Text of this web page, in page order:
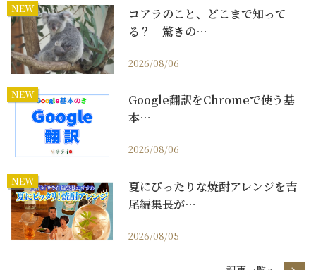
NEW
コアラのこと、どこまで知って
る？ 驚きの…
2026/08/06
NEW
Google翻訳をChromeで使う基
本…
2026/08/06
NEW
夏にぴったりな焼酎アレンジを吉
尾編集長が…
2026/08/05